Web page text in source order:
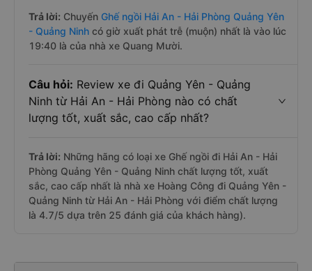
Trả lời: Chuyến Ghế ngồi Hải An - Hải Phòng Quảng Yên
- Quảng Ninh có giờ xuất phát trễ (muộn) nhất là vào lúc
19:40 là của nhà xe Quang Mười.
Câu hỏi: Review xe đi Quảng Yên - Quảng
Ninh từ Hải An - Hải Phòng nào có chất
lượng tốt, xuất sắc, cao cấp nhất?
Trả lời: Những hãng có loại xe Ghế ngồi đi Hải An - Hải
Phòng Quảng Yên - Quảng Ninh chất lượng tốt, xuất
sắc, cao cấp nhất là nhà xe Hoàng Công đi Quảng Yên -
Quảng Ninh từ Hải An - Hải Phòng với điểm chất lượng
là 4.7/5 dựa trên 25 đánh giá của khách hàng).